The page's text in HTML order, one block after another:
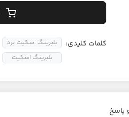
کلمات کلیدی:
بلبرینگ اسکیت برد
بلبرینگ اسکیت